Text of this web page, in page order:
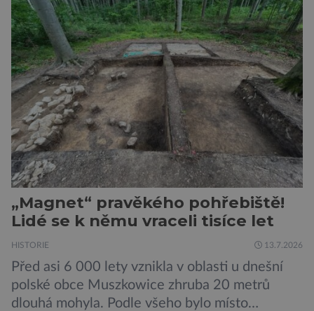
1400 Romů a Sintů, kteří byli v táboře
internováni, v něm vydechli naposledy. Jiné
čekal transport do […]
„Magnet“ pravěkého pohřebiště!
Lidé se k němu vraceli tisíce let
HISTORIE 13.7.2026
Před asi 6 000 lety vznikla v oblasti u dnešní
polské obce Muszkowice zhruba 20 metrů
dlouhá mohyla. Podle všeho bylo místo